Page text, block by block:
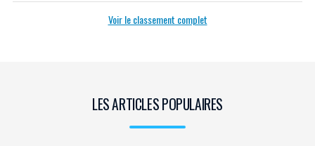
Voir le classement complet
LES ARTICLES POPULAIRES